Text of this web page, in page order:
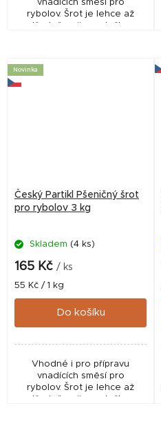
vnadících směsí pro
rybolov. Šrot je lehce až
Novinka
Český Partikl Pšeničný šrot
pro rybolov 3 kg
Skladem (4 ks)
165 Kč / ks
Měrná
cena:
55 Kč / 1 kg
Do košíku
Vhodné i pro přípravu
vnadících směsí pro
rybolov. Šrot je lehce až
středně pojivou složkou